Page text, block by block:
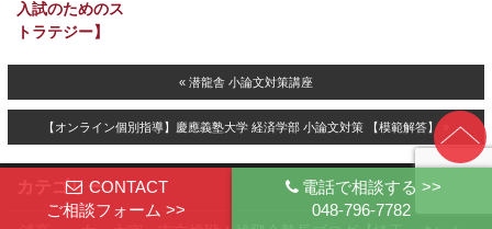
CONTACT
ご相談フォーム >>
電話で相談する >>
048-796-7782
入試のためのス
トラテジー】
« 潜龍舎 小論文対策講座
【オンライン個別指導】慶應義塾大学 経済学部 小論文対策 【模範解答】 »
カテゴリー